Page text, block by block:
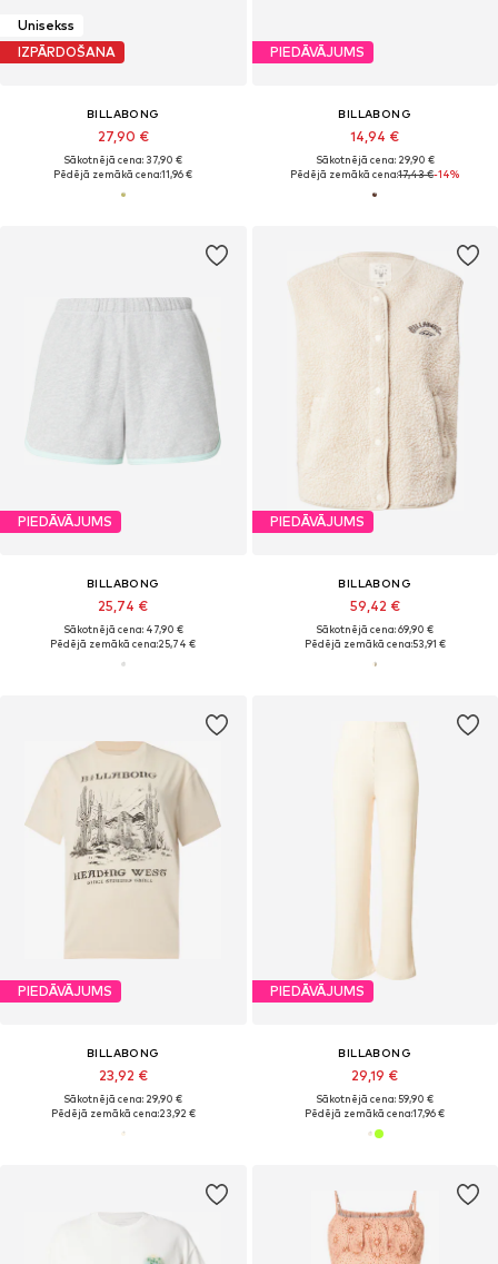
Unisekss
IZPĀRDOŠANA
BILLABONG
27,90 €
Sākotnējā cena: 37,90 €
Pēdējā zemākā cena:11,96 €
PIEDĀVĀJUMS
BILLABONG
14,94 €
Sākotnējā cena: 29,90 €
Pēdējā zemākā cena:17,43 €-14%
PIEDĀVĀJUMS
BILLABONG
25,74 €
Sākotnējā cena: 47,90 €
Pēdējā zemākā cena:25,74 €
PIEDĀVĀJUMS
BILLABONG
59,42 €
Sākotnējā cena: 69,90 €
Pēdējā zemākā cena:53,91 €
PIEDĀVĀJUMS
BILLABONG
23,92 €
Sākotnējā cena: 29,90 €
Pēdējā zemākā cena:23,92 €
PIEDĀVĀJUMS
BILLABONG
29,19 €
Sākotnējā cena: 59,90 €
Pēdējā zemākā cena:17,96 €